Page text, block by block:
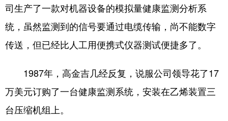
司生产了一款对机器设备的模拟量健康监测分析系
统，虽然监测到的信号要通过电缆传输，尚不能数字
传送，但已经比人工用便携式仪器测试便捷多了。
1987年，高金吉几经反复，说服公司领导花了17
万美元订购了一台健康监测系统，安装在乙烯装置三
台压缩机组上。